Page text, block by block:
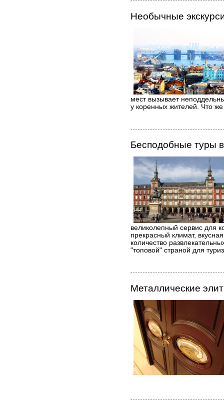
Необычные
мест вызывает
у коренных жителей. Что
Бесподобные туры
великолепный сервис для
прекрасный климат,
количество
"топовой" страной для
Металлические